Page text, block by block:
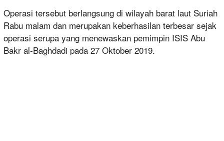
Operasi tersebut berlangsung di wilayah barat laut Suriah
Rabu malam dan merupakan keberhasilan terbesar sejak
operasi serupa yang menewaskan pemimpin ISIS Abu
Bakr al-Baghdadi pada 27 Oktober 2019.